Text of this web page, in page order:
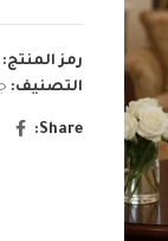
رمز المنتج:
التصنيف:
Share: